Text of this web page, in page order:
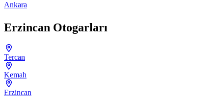
Ankara
Erzincan Otogarları
Tercan
Kemah
Erzincan